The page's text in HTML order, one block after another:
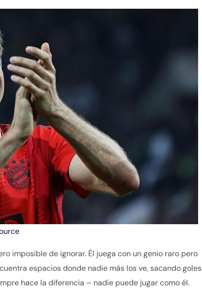
imposible de ignorar. Él juega con un genio raro pero
espacios donde nadie más los ve, sacando goles
hace la diferencia – nadie puede jugar como él.